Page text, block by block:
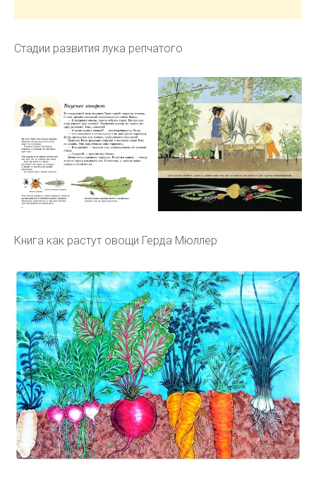
Стадии развития лука репчатого
Книга как растут овощи Герда Мюллер